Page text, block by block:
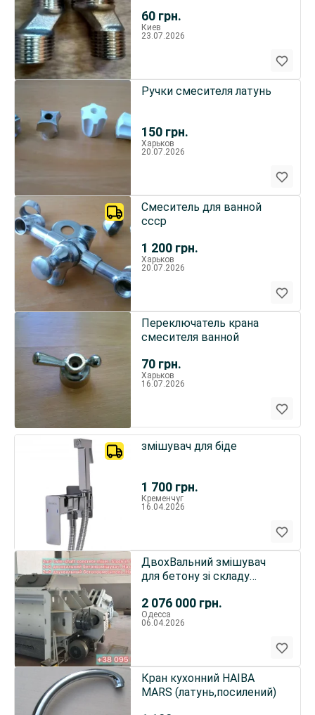
60 грн.
Киев
23.07.2026
150 грн.
Ручки смесителя латунь
Харьков
20.07.2026
1 200 грн.
Смеситель для ванной
ссср
Харьков
20.07.2026
70 грн.
Переключатель крана
смесителя ванной
Харьков
16.07.2026
1 700 грн.
змішувач для біде
Кременчуг
16.04.2026
2 076 000 грн.
ДвохВальний змішувач
для бетону зі складу
Одесса
06.04.2026
Кран кухонний HAIBA
MARS (латунь,посилений)